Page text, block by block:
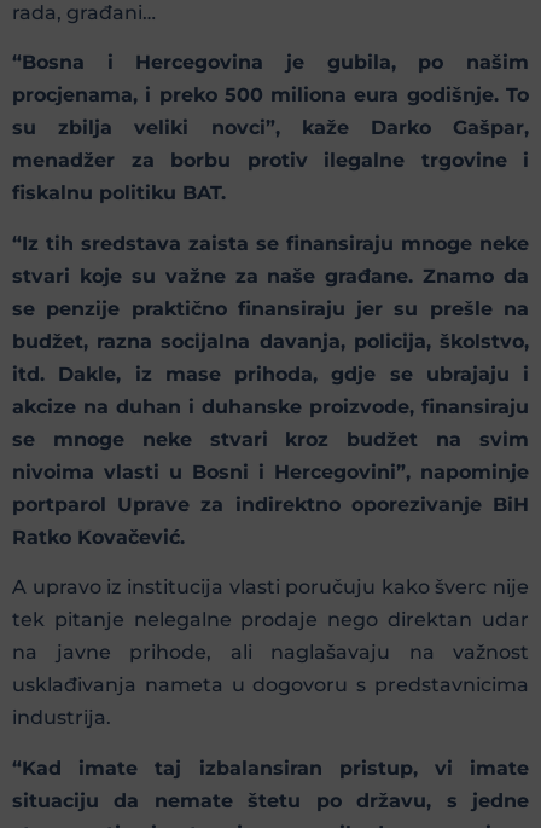
rada, građani…
“Bosna i Hercegovina je gubila, po našim
procjenama, i preko 500 miliona eura godišnje. To
su zbilja veliki novci”, kaže Darko Gašpar,
menadžer za borbu protiv ilegalne trgovine i
fiskalnu politiku BAT.
“Iz tih sredstava zaista se finansiraju mnoge neke
stvari koje su važne za naše građane. Znamo da
se penzije praktično finansiraju jer su prešle na
budžet, razna socijalna davanja, policija, školstvo,
itd. Dakle, iz mase prihoda, gdje se ubrajaju i
akcize na duhan i duhanske proizvode, finansiraju
se mnoge neke stvari kroz budžet na svim
nivoima vlasti u Bosni i Hercegovini”, napominje
portparol Uprave za indirektno oporezivanje BiH
Ratko Kovačević.
A upravo iz institucija vlasti poručuju kako šverc nije
tek pitanje nelegalne prodaje nego direktan udar
na javne prihode, ali naglašavaju na važnost
usklađivanja nameta u dogovoru s predstavnicima
industrija.
“Kad imate taj izbalansiran pristup, vi imate
situaciju da nemate štetu po državu, s jedne